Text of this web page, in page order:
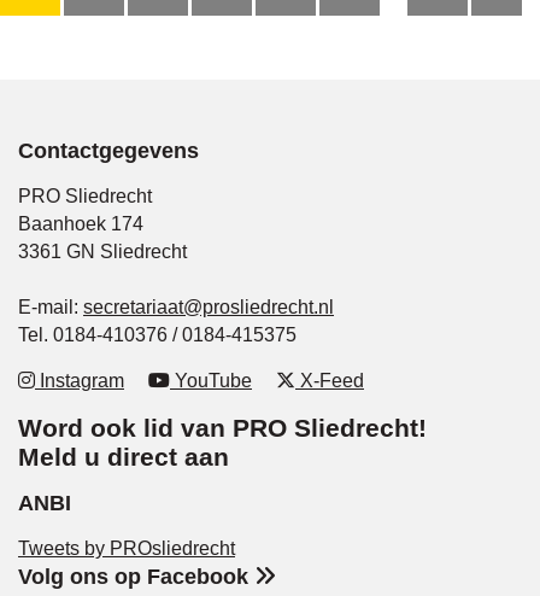
Contactgegevens
PRO Sliedrecht
Baanhoek 174
3361 GN Sliedrecht
E-mail: secretariaat@prosliedrecht.nl
Tel. 0184-410376 / 0184-415375
Instagram YouTube X-Feed
Word ook lid van PRO Sliedrecht!
Meld u direct aan
ANBI
Tweets by PROsliedrecht
Volg ons op Facebook